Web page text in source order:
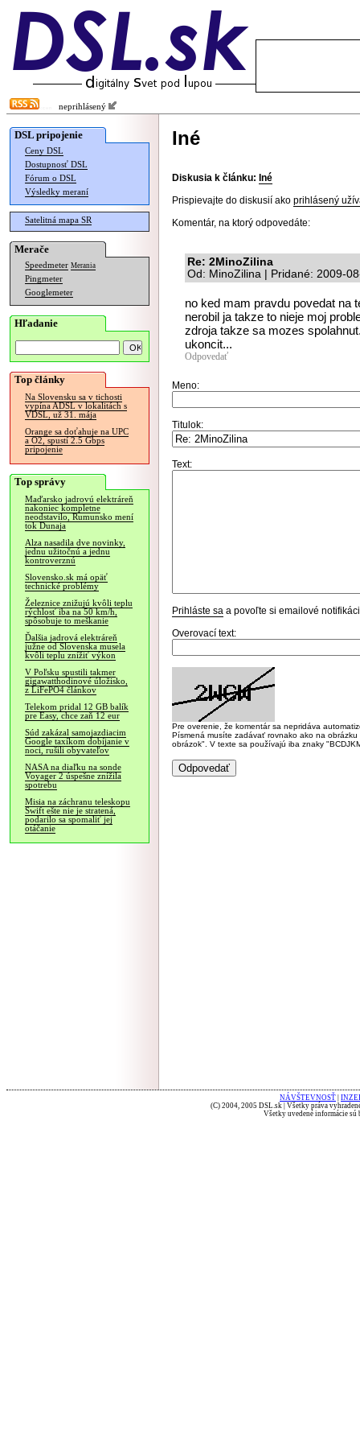
neprihlásený
DSL pripojenie
Ceny DSL
Dostupnosť DSL
Fórum o DSL
Výsledky meraní
Satelitná mapa SR
Merače
Speedmeter Merania
Pingmeter
Googlemeter
Hľadanie
Top články
Na Slovensku sa v tichosti
vypína ADSL v lokalitách s
VDSL, už 31. mája
Orange sa doťahuje na UPC
a O2, spustí 2.5 Gbps
pripojenie
Top správy
Maďarsko jadrovú elektráreň
nakoniec kompletne
neodstavilo, Rumunsko mení
tok Dunaja
Alza nasadila dve novinky,
jednu užitočnú a jednu
kontroverznú
Slovensko.sk má opäť
technické problémy
Železnice znižujú kvôli teplu
rýchlosť iba na 50 km/h,
spôsobuje to meškanie
Ďalšia jadrová elektráreň
južne od Slovenska musela
kvôli teplu znížiť výkon
V Poľsku spustili takmer
gigawatthodinové úložisko,
z LiFePO4 článkov
Telekom pridal 12 GB balík
pre Easy, chce zaň 12 eur
Súd zakázal samojazdiacim
Google taxíkom dobíjanie v
noci, rušili obyvateľov
NASA na diaľku na sonde
Voyager 2 úspešne znížila
spotrebu
Misia na záchranu teleskopu
Swift ešte nie je stratená,
podarilo sa spomaliť jej
otáčanie
Iné
Diskusia k článku: Iné
Prispievajte do diskusií ako prihlásený
Komentár, na ktorý odpovedáte:
Re: 2MinoZilina
Od: MinoZilina | Pridané: 2009-
no ked mam pravdu povedat na
nerobil ja takze to nieje moj
zdroja takze sa mozes
ukoncit...
Odpovedať
Meno:
Titulok:
Text:
Prihláste sa a povoľte si emailové
Overovací text:
Pre overenie, že komentár sa nepridáva
Písmená musíte zadávať rovnako ako na
obrázok". V texte sa používajú iba znaky
NÁVŠTEVNOSŤ
(C) 2004, 2005 DSL.sk | Všetky práva
Všetky uvedené informácie sú